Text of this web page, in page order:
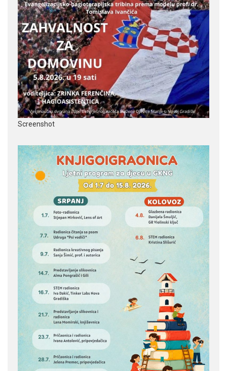
Screenshot